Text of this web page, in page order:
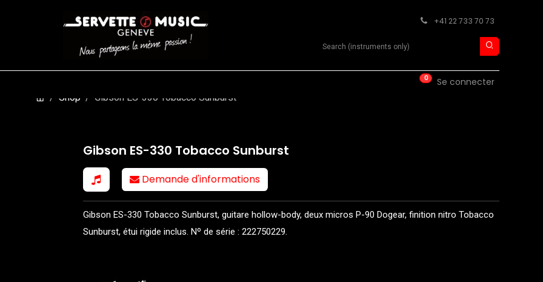
+41 22 733 70 73
Search product
0 Se connecter
Shop Gibson ES-330 Tobacco Sunburst
Gibson ES-330 Tobacco Sunburst
Demande d'informations
Gibson ES-330 Tobacco Sunburst, guitare hollow-body, deux micros P-90 Dogear, finition nitro Tobacco
Sunburst, étui rigide inclus. Nº de série : 222750229.